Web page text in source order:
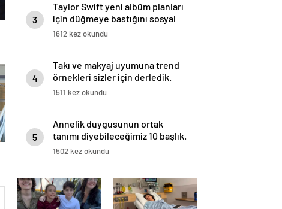
3
Taylor Swift yeni albüm planları
için düğmeye bastığını sosyal
medyadan duyurdu!
1612 kez okundu
4
Takı ve makyaj uyumuna trend
örnekleri sizler için derledik.
1511 kez okundu
5
Annelik duygusunun ortak
tanımı diyebileceğimiz 10 başlık.
1502 kez okundu